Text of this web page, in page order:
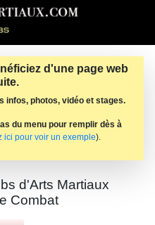
d'une page web
infos, photos, vidéo et stages.
du menu pour remplir dès à
ici pour voir un exemple).
d'Arts Martiaux
Combat